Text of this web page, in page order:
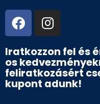
Iratkozzon fel és
os
feliratkozásért
kupont adunk!